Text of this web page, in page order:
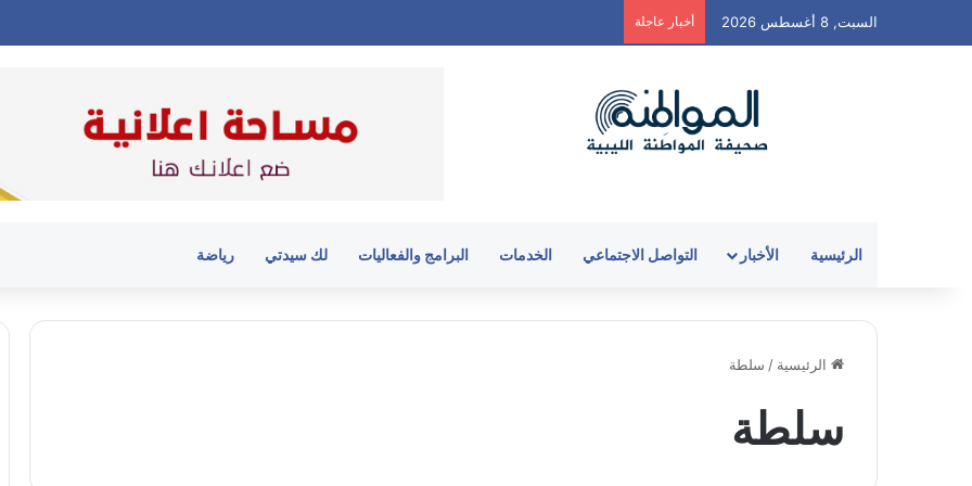
السبت, 8 أغسطس 2026 أخبار عاجلة
الرئيسية الأخبار التواصل الاجتماعي الخدمات البرامج والفعاليات لك سيدتي رياضة
الرئيسية / سلطة
سلطة